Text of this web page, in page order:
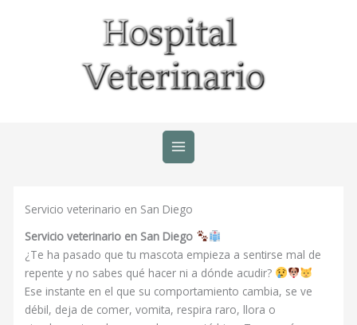
Servicio veterinario en San Diego
Servicio veterinario en San Diego
¿Te ha pasado que tu mascota empieza a sentirse mal de
repente y no sabes qué hacer ni a dónde acudir?
Ese instante en el que su comportamiento cambia, se ve
débil, deja de comer, vomita, respira raro, llora o